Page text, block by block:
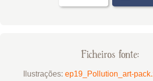
Ficheiros fonte:
Ilustrações: ep19_Pollution_art-